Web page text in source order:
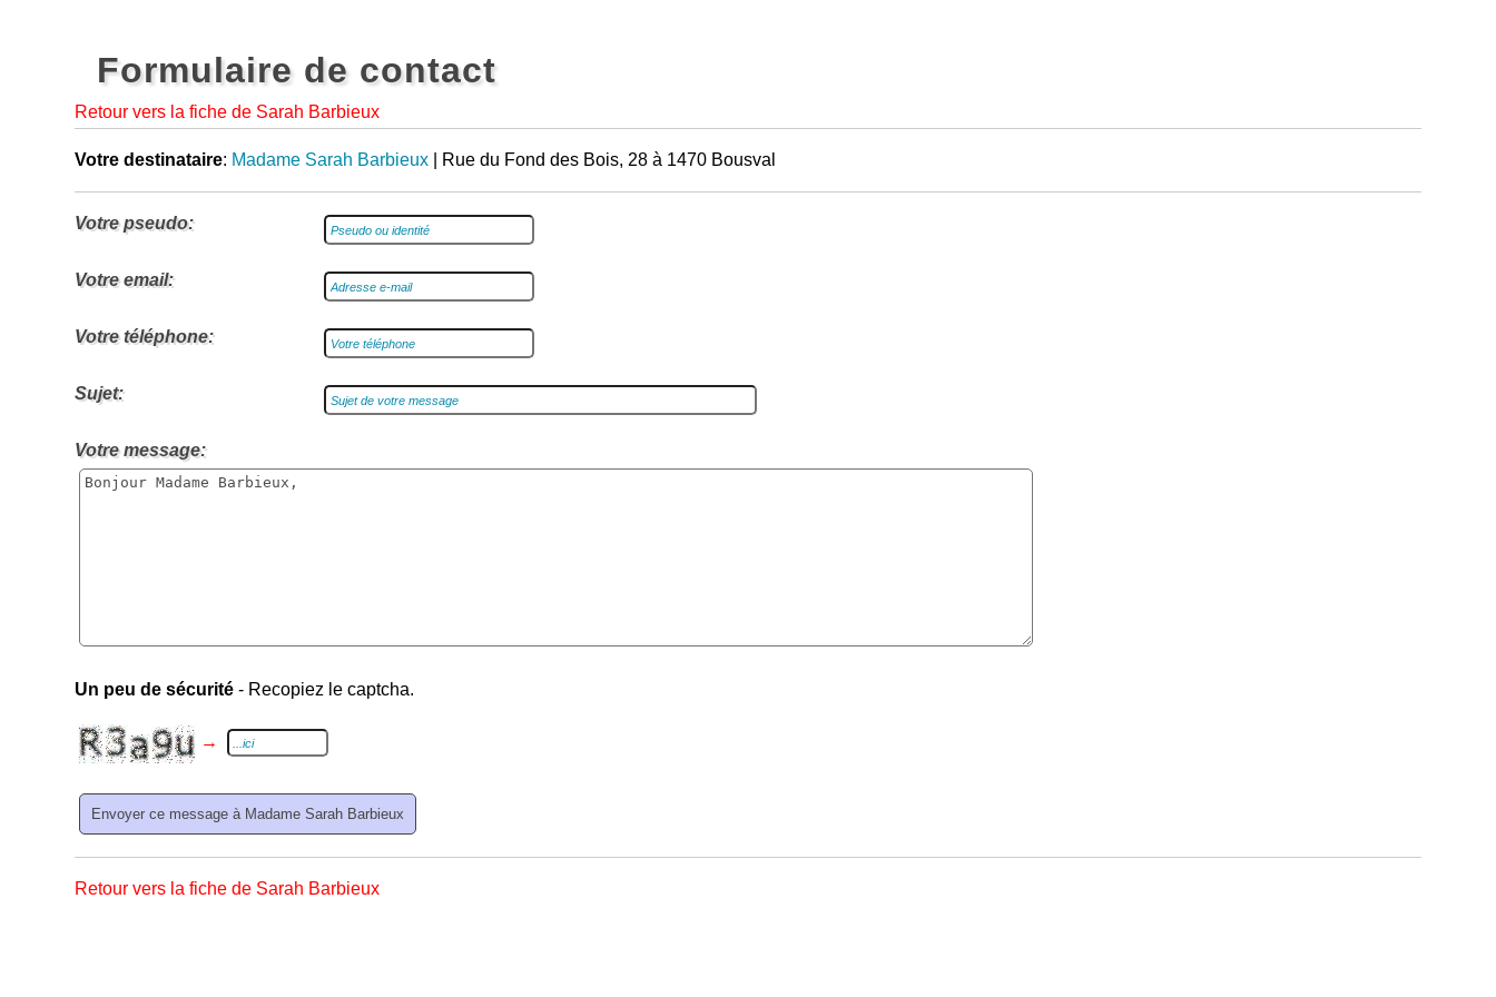
Formulaire de contact
Retour vers la fiche de Sarah Barbieux
Votre destinataire: Madame Sarah Barbieux | Rue du Fond des Bois, 28 à 1470 Bousval
Votre pseudo:
Votre email:
Votre téléphone:
Sujet:
Votre message:
Un peu de sécurité - Recopiez le captcha.
→
Retour vers la fiche de Sarah Barbieux